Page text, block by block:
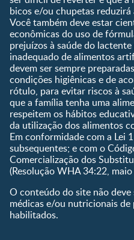
olhos
Curva de crescimento do
bebê
Planeta dos Pais
Receitas
bicos e/ou chupetas
Você também deve estar
econômicas do uso de
prejuízos à saúde do
inadequado de alimentos
devem ser sempre
condições higiênicas e de
rótulo, para evitar riscos à
que a família tenha uma
respeitem os hábitos
da utilização dos alimentos
Em conformidade com a Lei
subsequentes; e com o
Comercialização dos
(Resolução WHA 34:22, maio
O conteúdo do site não
médicas e/ou nutricionais
habilitados.